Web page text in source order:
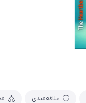
علاقه‌مندی